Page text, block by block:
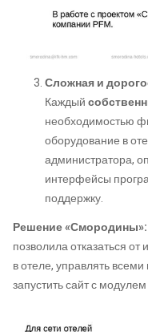
Сложная и
Каждый
необходимостью
оборудование в
администратора,
интерфейсы
поддержку.
Решение «Смородины»:
позволила отказаться
в отеле, управлять
запустить сайт с